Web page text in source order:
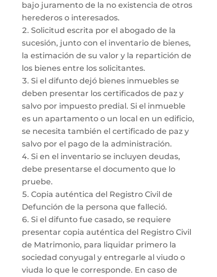
bajo juramento de la no existencia de otros
herederos o interesados.
Solicitud escrita por el abogado de la
sucesión, junto con el inventario de bienes,
la estimación de su valor y la repartición de
los bienes entre los solicitantes.
Si el difunto dejó bienes inmuebles se
deben presentar los certificados de paz y
salvo por impuesto predial. Si el inmueble
es un apartamento o un local en un edificio,
se necesita también el certificado de paz y
salvo por el pago de la administración.
Si en el inventario se incluyen deudas,
debe presentarse el documento que lo
pruebe.
Copia auténtica del Registro Civil de
Defunción de la persona que falleció.
Si el difunto fue casado, se requiere
presentar copia auténtica del Registro Civil
de Matrimonio, para liquidar primero la
sociedad conyugal y entregarle al viudo o
viuda lo que le corresponde. En caso de